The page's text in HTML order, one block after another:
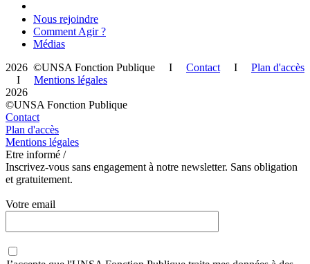
Nous rejoindre
Comment Agir ?
Médias
2026 ©UNSA Fonction Publique I Contact I Plan d'accès
I Mentions légales
2026
©UNSA Fonction Publique
Contact
Plan d'accès
Mentions légales
Etre informé /
Inscrivez-vous sans engagement à notre newsletter. Sans obligation
et gratuitement.
Votre email